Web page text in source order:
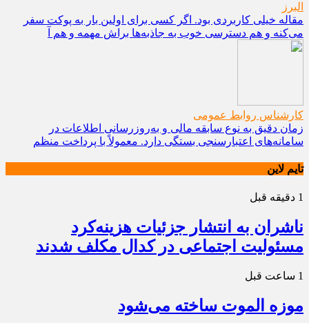
البرز
مقاله خیلی کاربردی بود. اگر کسی برای اولین بار به پوکت سفر
می‌کنه و هم دسترسی خوب به جاذبه‌ها براش مهمه و هم آ
کارشناس روابط عمومی
زمان دقیق به نوع سابقه مالی و به‌روزرسانی اطلاعات در
سامانه‌های اعتبارسنجی بستگی دارد. معمولاً با پرداخت منظم
تایم لاین
1 دقیقه قبل
ناشران به انتشار جزئیات هزینه‌کرد
مسئولیت اجتماعی در کدال مکلف شدند
1 ساعت قبل
موزه الموت ساخته می‌شود